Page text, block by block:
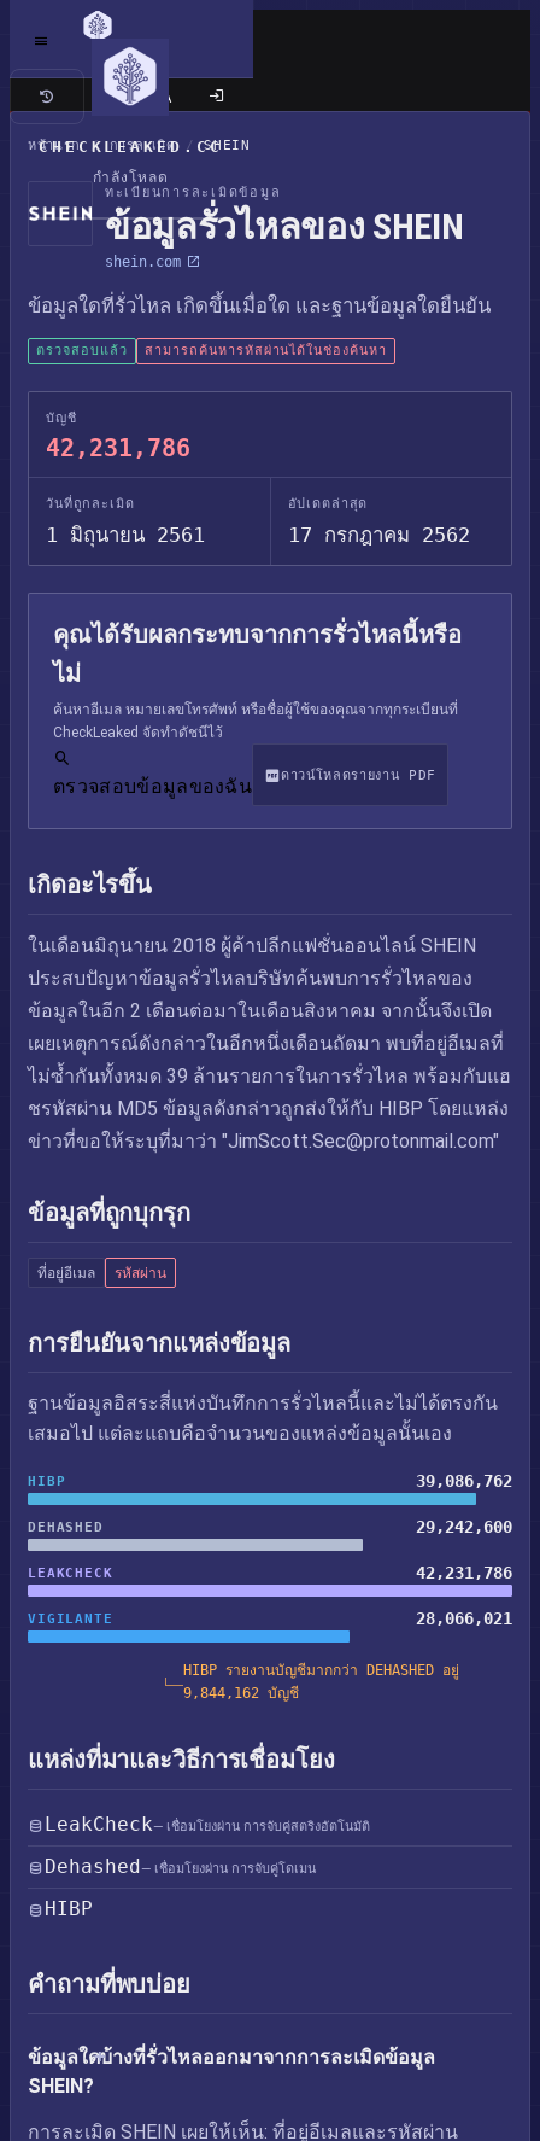
CHECKLEAKED.CC
กำลังโหลด
เว็บไซต์แบบคลาสสิก
หน้าแรก / การละเมิด / SHEIN
ทะเบียนการละเมิดข้อมูล
ข้อมูลรั่วไหลของ SHEIN
shein.com
ข้อมูลใดที่รั่วไหล เกิดขึ้นเมื่อใด และฐานข้อมูลใดยืนยัน
ตรวจสอบแล้ว สามารถค้นหารหัสผ่านได้ในช่องค้นหา
บัญชี
42,231,786
วันที่ถูกละเมิด
1 มิถุนายน 2561
อัปเดตล่าสุด
17 กรกฎาคม 2562
คุณได้รับผลกระทบจากการรั่วไหลนี้หรือ
ไม่
ค้นหาอีเมล หมายเลขโทรศัพท์ หรือชื่อผู้ใช้ของคุณจากทุกระเบียนที่
CheckLeaked จัดทำดัชนีไว้
ตรวจสอบข้อมูลของฉัน ดาวน์โหลดรายงาน PDF
เกิดอะไรขึ้น
ในเดือนมิถุนายน 2018 ผู้ค้าปลีกแฟชั่นออนไลน์ SHEIN
ประสบปัญหาข้อมูลรั่วไหลบริษัทค้นพบการรั่วไหลของ
ข้อมูลในอีก 2 เดือนต่อมาในเดือนสิงหาคม จากนั้นจึงเปิด
เผยเหตุการณ์ดังกล่าวในอีกหนึ่งเดือนถัดมา พบที่อยู่อีเมลที่
ไม่ซ้ำกันทั้งหมด 39 ล้านรายการในการรั่วไหล พร้อมกับแฮ
ชรหัสผ่าน MD5 ข้อมูลดังกล่าวถูกส่งให้กับ HIBP โดยแหล่ง
ข่าวที่ขอให้ระบุที่มาว่า "JimScott.Sec@protonmail.com"
ข้อมูลที่ถูกบุกรุก
ที่อยู่อีเมล รหัสผ่าน
การยืนยันจากแหล่งข้อมูล
ฐานข้อมูลอิสระสี่แห่งบันทึกการรั่วไหลนี้และไม่ได้ตรงกัน
เสมอไป แต่ละแถบคือจำนวนของแหล่งข้อมูลนั้นเอง
HIBP 39,086,762
DEHASHED 29,242,600
LEAKCHECK 42,231,786
VIGILANTE 28,066,021
HIBP รายงานบัญชีมากกว่า DEHASHED อยู่
9,844,162 บัญชี
แหล่งที่มาและวิธีการเชื่อมโยง
LeakCheck— เชื่อมโยงผ่าน การจับคู่สตริงอัตโนมัติ
Dehashed— เชื่อมโยงผ่าน การจับคู่โดเมน
HIBP
คำถามที่พบบ่อย
ข้อมูลใดบ้างที่รั่วไหลออกมาจากการละเมิดข้อมูล
SHEIN?
การละเมิด SHEIN เผยให้เห็น: ที่อยู่อีเมลและรหัสผ่าน